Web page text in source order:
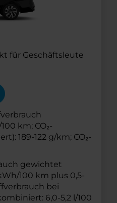
für Geschäftsleute
km; CO₂-
189-122 g/km; CO₂-
gewichtet
100 km plus 0,5-
bei
6,0-5,2 l/100